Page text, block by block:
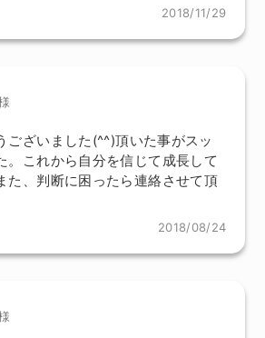
2018/11/29
ございました(^^)頂いた事がスッ
。これから自分を信じて成長して
た、判断に困ったら連絡させて頂
2018/08/24